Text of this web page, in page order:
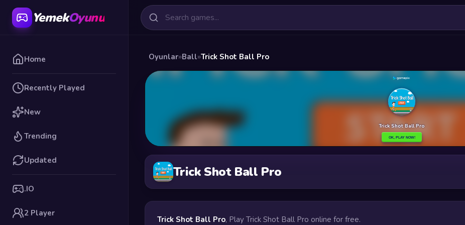
YemekOyunu
Home
Recently Played
New
Trending
Updated
.IO
2 Player
Oyunlar»Ball»Trick Shot Ball Pro
Trick Shot Ball Pro
Trick Shot Ball Pro, Play Trick Shot Ball Pro online for free.